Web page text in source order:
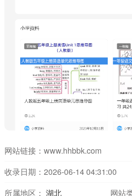
网站链接： www.hhbbk.com
收录日期：2026-06-14 04:31:00
所属地区： 湖北 网站